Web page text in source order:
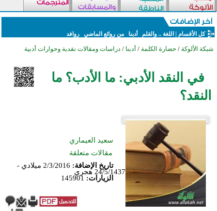
كل الأقسام اللغة .. والقلم أدبنا من روائع الماضي روافد
شبكة الألوكة / حضارة الكلمة / أدبنا / دراسات ومقالات نقدية وحوارات أدبية
في النقد الأدبي: ما الأدب؟ ما
النقد؟
سعيد العيماري
مقالات متعلقة
تاريخ الإضافة:
2/3/2016 ميلادي -
24/5/1437 هجري
الزيارات: 145901